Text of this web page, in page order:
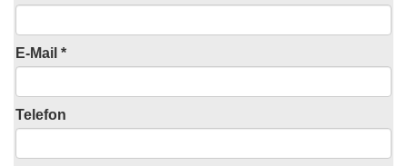
E-Mail *
Telefon